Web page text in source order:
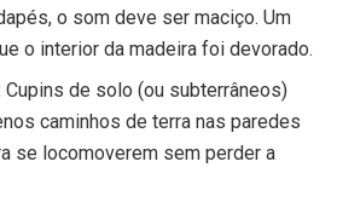
o som deve ser maciço. Um
o interior da madeira foi devorado.
Cupins de solo (ou subterrâneos)
caminhos de terra nas paredes
se locomoverem sem perder a